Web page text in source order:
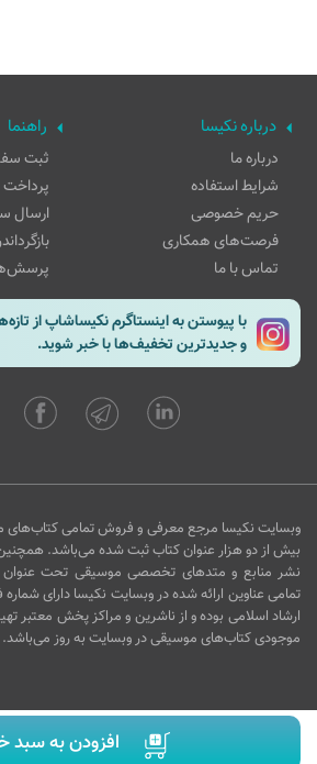
افزودن به سبد
درباره نکیسا
درباره ما
شرایط استفاده
حریم خصوصی
فرصت‌های همکاری
تماس با ما
راهنما
ثبت
ارسال
با پیوستن به اینستاگرم نکیساشاپ از
و جدیدترین تخفیف‌ها با خبر شوید.
وبسایت نکیسا مرجع معرفی و فروش تمامی کتاب‌های
بیش از دو هزار عنوان کتاب ثبت شده می‌باشد.
نشر منابع و متدهای تخصصی موسیقی تحت عنوان
تمامی عناوین ارائه شده در وبسایت نکیسا دارای
ارشاد اسلامی بوده و از ناشرین و مراکز پخش معتبر
موجودی کتاب‌های موسیقی در وبسایت به روز می‌باشد.
nakisashop.com - All rights reserved